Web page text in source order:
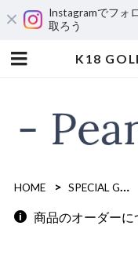
Instagramでフォ
取ろう
HOME SPECIAL GOODS
商品のオーダー